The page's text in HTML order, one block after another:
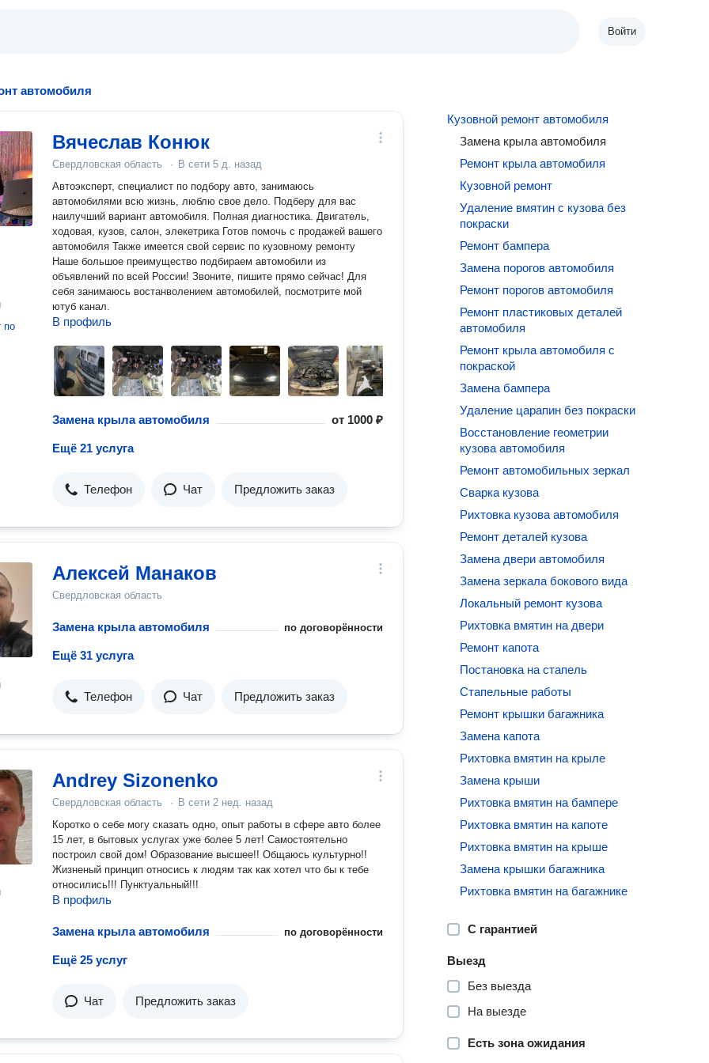
Войти
автомобиля
по
Вячеслав Конюк
Свердловская область · В сети 5 д. назад
Автоэксперт, специалист по подбору авто, занимаюсь
автомобилями всю жизнь, люблю свое дело. Подберу для вас
наилучший вариант автомобиля. Полная диагностика. Двигатель,
ходовая, кузов, салон, элекетрика Готов помочь с продажей вашего
автомобиля Также имеется свой сервис по кузовному ремонту
Наше большое преимущество подбираем автомобили из
объявлений по всей России! Звоните, пишите прямо сейчас! Для
себя занимаюсь востанволением автомобилей, посмотрите мой
ютуб канал.
В профиль
Замена крыла автомобиля от 1000 ₽
Ещё 21 услуга
Телефон Чат Предложить заказ
Алексей Манаков
Свердловская область
Замена крыла автомобиля по договорённости
Ещё 31 услуга
Телефон Чат Предложить заказ
Andrey Sizonenko
Свердловская область · В сети 2 нед. назад
Коротко о себе могу сказать одно, опыт работы в сфере авто более
15 лет, в бытовых услугах уже более 5 лет! Самостоятельно
построил свой дом! Образование высшее!! Общаюсь культурно!!
Жизненый принцип относись к людям так как хотел что бы к тебе
относились!!! Пунктуальный!!!
В профиль
Замена крыла автомобиля по договорённости
Ещё 25 услуг
Чат Предложить заказ
Кузовной ремонт автомобиля
Замена крыла автомобиля
Ремонт крыла автомобиля
Кузовной ремонт
Удаление вмятин с кузова без
покраски
Ремонт бампера
Замена порогов автомобиля
Ремонт порогов автомобиля
Ремонт пластиковых деталей
автомобиля
Ремонт крыла автомобиля с
покраской
Замена бампера
Удаление царапин без покраски
Восстановление геометрии
кузова автомобиля
Ремонт автомобильных зеркал
Сварка кузова
Рихтовка кузова автомобиля
Ремонт деталей кузова
Замена двери автомобиля
Замена зеркала бокового вида
Локальный ремонт кузова
Рихтовка вмятин на двери
Ремонт капота
Постановка на стапель
Стапельные работы
Ремонт крышки багажника
Замена капота
Рихтовка вмятин на крыле
Замена крыши
Рихтовка вмятин на бампере
Рихтовка вмятин на капоте
Рихтовка вмятин на крыше
Замена крышки багажника
Рихтовка вмятин на багажнике
С гарантией
Выезд
Без выезда
На выезде
Есть зона ожидания